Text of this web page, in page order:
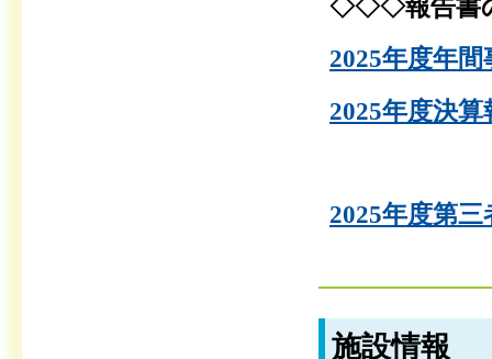
◇◇◇報告書
2025年度年
2025年度決
2025年度第
施設情報